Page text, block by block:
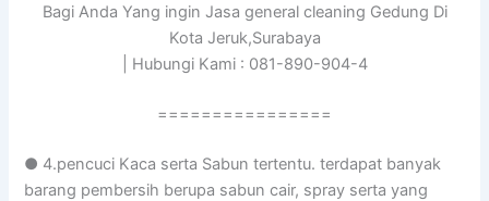
Bagi Anda Yang ingin Jasa general cleaning Gedung Di
Kota Jeruk,Surabaya
| Hubungi Kami : 081-890-904-4
================
● 4.pencuci Kaca serta Sabun tertentu. terdapat banyak
barang pembersih berupa sabun cair, spray serta yang